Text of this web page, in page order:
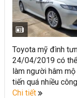
Toyota mỹ đình
24/04/2019 có
làm người hâm
tiến quá nhiều
Chi tiết